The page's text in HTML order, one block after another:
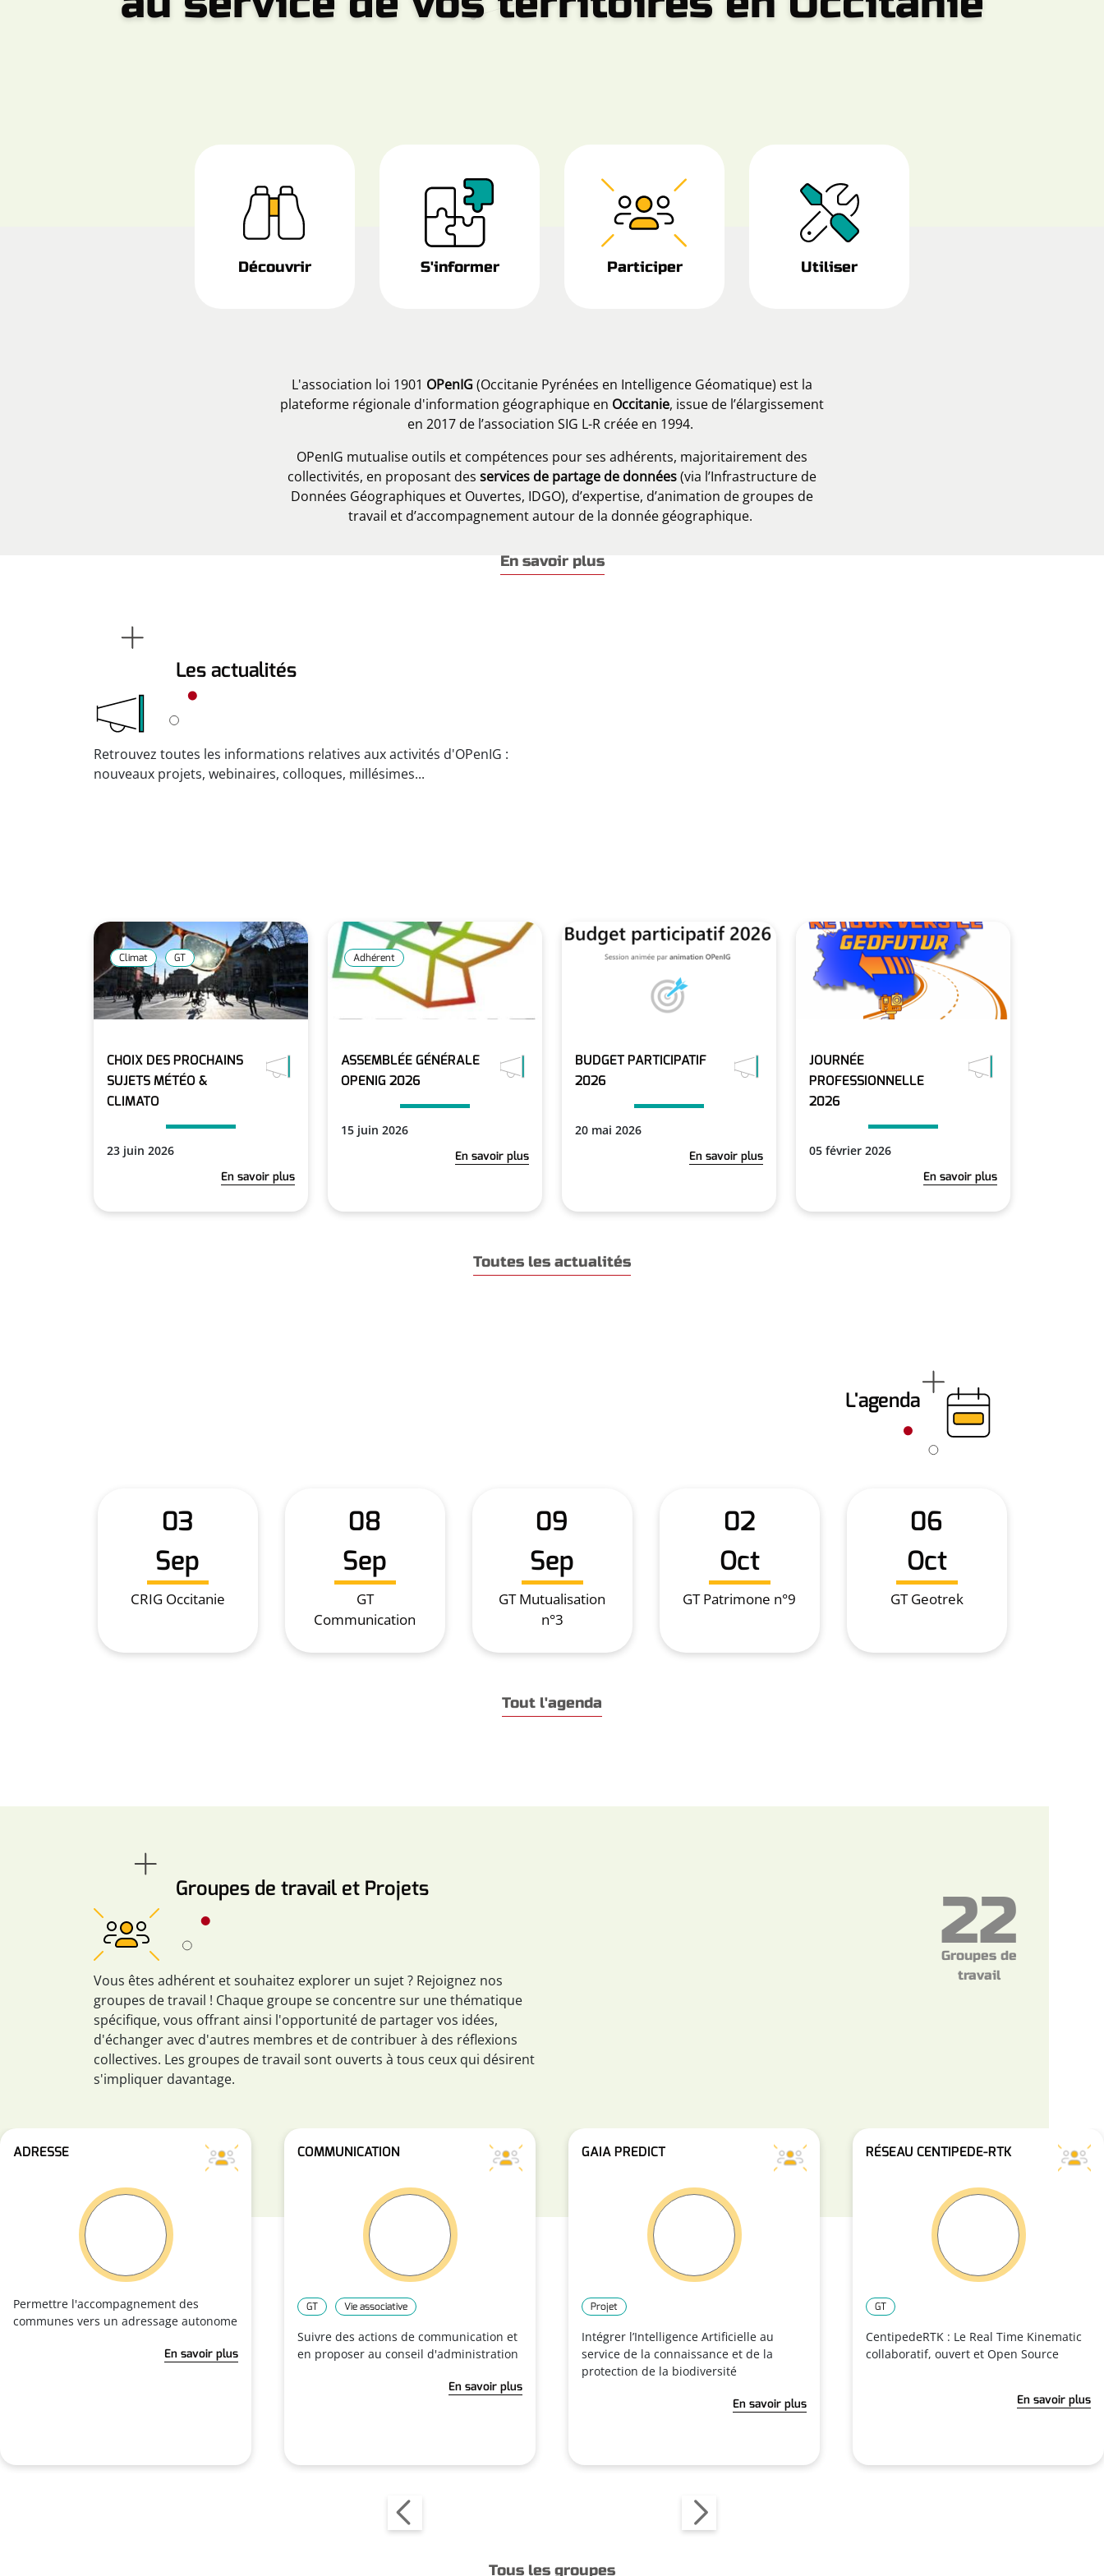
Découvrir S'informer Participer Utiliser
L'association loi 1901 OPenIG (Occitanie Pyrénées en Intelligence Géomatique) est la
plateforme régionale d'information géographique en Occitanie, issue de l’élargissement
en 2017 de l’association SIG L-R créée en 1994.
OPenIG mutualise outils et compétences pour ses adhérents, majoritairement des
collectivités, en proposant des services de partage de données(via l’Infrastructure de
Données Géographiques et Ouvertes, IDGO), d’expertise, d’animation de groupes de
travail et d’accompagnement autour de la donnée géographique.
En savoir plus
Les actualités
Retrouvez toutes les informations relatives aux activités d'OPenIG :
nouveaux projets, webinaires, colloques, millésimes...
Climat GT
CHOIX DES PROCHAINS
SUJETS MÉTÉO &
CLIMATO
23 juin 2026
En savoir plus
Adhérent
ASSEMBLÉE GÉNÉRALE
OPENIG 2026
15 juin 2026
En savoir plus
BUDGET PARTICIPATIF
2026
20 mai 2026
En savoir plus
JOURNÉE
PROFESSIONNELLE
2026
05 février 2026
En savoir plus
Toutes les actualités
L'agenda
03
Sep
CRIG Occitanie
08
Sep
GT
Communication
09
Sep
GT Mutualisation
n°3
02
Oct
GT Patrimone n°9
06
Oct
GT Geotrek
Tout l'agenda
Groupes de travail et Projets
Vous êtes adhérent et souhaitez explorer un sujet ? Rejoignez nos
groupes de travail ! Chaque groupe se concentre sur une thématique
spécifique, vous offrant ainsi l'opportunité de partager vos idées,
d'échanger avec d'autres membres et de contribuer à des réflexions
collectives. Les groupes de travail sont ouverts à tous ceux qui désirent
s'impliquer davantage.
22
Groupes de
travail
ADRESSE
Permettre l'accompagnement des
communes vers un adressage autonome
En savoir plus
COMMUNICATION
GT Vie associative
Suivre des actions de communication et
en proposer au conseil d'administration
En savoir plus
GAIA PREDICT
Projet
Intégrer l’Intelligence Artificielle au
service de la connaissance et de la
protection de la biodiversité
En savoir plus
RÉSEAU CENTIPEDE-RTK
GT
CentipedeRTK : Le Real Time Kinematic
collaboratif, ouvert et Open Source
En savoir plus
Tous les groupes